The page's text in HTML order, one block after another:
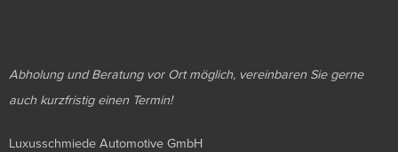
Abholung und Beratung vor Ort möglich, vereinbaren Sie gerne
auch kurzfristig einen Termin!
Luxusschmiede Automotive GmbH